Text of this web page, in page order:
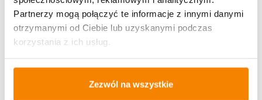
Partnerzy mogą połączyć te informacje z innymi danymi
otrzymanymi od Ciebie lub uzyskanymi podczas
korzystania z ich usług.
Zezwól na wszystkie
Opis produktu
Specyfikacja
Opinie klientów